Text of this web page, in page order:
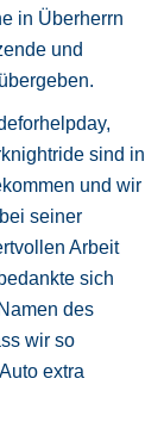
in Überherrn
und
sind in
und wir
seiner
Arbeit
sich
des
wir so
extra